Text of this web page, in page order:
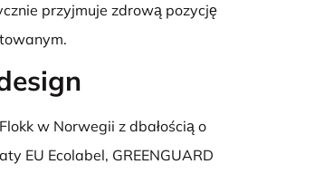
przyjmuje zdrową pozycję
w Norwegii z dbałością o
EU Ecolabel, GREENGUARD